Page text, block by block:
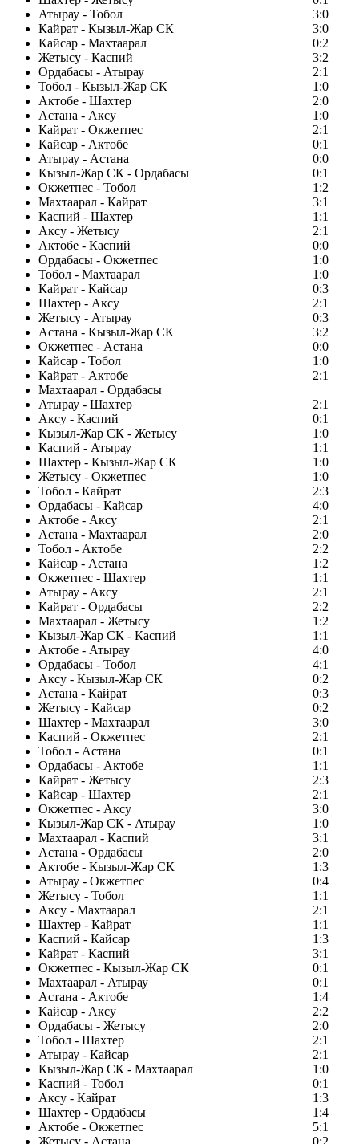
Атырау - Тобол
3:0
Кайрат - Кызыл-Жар СК
3:0
Кайсар - Махтаарал
0:2
Жетысу - Каспий
3:2
Ордабасы - Атырау
2:1
Тобол - Кызыл-Жар СК
1:0
Актобе - Шахтер
2:0
Астана - Аксу
1:0
Кайрат - Окжетпес
2:1
Кайсар - Актобе
0:1
Атырау - Астана
0:0
Кызыл-Жар СК - Ордабасы
0:1
Окжетпес - Тобол
1:2
Махтаарал - Кайрат
3:1
Каспий - Шахтер
1:1
Аксу - Жетысу
2:1
Актобе - Каспий
0:0
Ордабасы - Окжетпес
1:0
Тобол - Махтаарал
1:0
Кайрат - Кайсар
0:3
Шахтер - Аксу
2:1
Жетысу - Атырау
0:3
Астана - Кызыл-Жар СК
3:2
Окжетпес - Астана
0:0
Кайсар - Тобол
1:0
Кайрат - Актобе
2:1
Махтаарал - Ордабасы
Атырау - Шахтер
2:1
Аксу - Каспий
0:1
Кызыл-Жар СК - Жетысу
1:0
Каспий - Атырау
1:1
Шахтер - Кызыл-Жар СК
1:0
Жетысу - Окжетпес
1:0
Тобол - Кайрат
2:3
Ордабасы - Кайсар
4:0
Актобе - Аксу
2:1
Астана - Махтаарал
2:0
Тобол - Актобе
2:2
Кайсар - Астана
1:2
Окжетпес - Шахтер
1:1
Атырау - Аксу
2:1
Кайрат - Ордабасы
2:2
Махтаарал - Жетысу
1:2
Кызыл-Жар СК - Каспий
1:1
Актобе - Атырау
4:0
Ордабасы - Тобол
4:1
Аксу - Кызыл-Жар СК
0:2
Астана - Кайрат
0:3
Жетысу - Кайсар
0:2
Шахтер - Махтаарал
3:0
Каспий - Окжетпес
2:1
Тобол - Астана
0:1
Ордабасы - Актобе
1:1
Кайрат - Жетысу
2:3
Кайсар - Шахтер
2:1
Окжетпес - Аксу
3:0
Кызыл-Жар СК - Атырау
1:0
Махтаарал - Каспий
3:1
Астана - Ордабасы
2:0
Актобе - Кызыл-Жар СК
1:3
Атырау - Окжетпес
0:4
Жетысу - Тобол
1:1
Аксу - Махтаарал
2:1
Шахтер - Кайрат
1:1
Каспий - Кайсар
1:3
Кайрат - Каспий
3:1
Окжетпес - Кызыл-Жар СК
0:1
Махтаарал - Атырау
0:1
Астана - Актобе
1:4
Кайсар - Аксу
2:2
Ордабасы - Жетысу
2:0
Тобол - Шахтер
2:1
Атырау - Кайсар
2:1
Кызыл-Жар СК - Махтаарал
1:0
Каспий - Тобол
0:1
Аксу - Кайрат
1:3
Шахтер - Ордабасы
1:4
Актобе - Окжетпес
5:1